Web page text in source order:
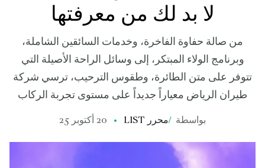
لا بد لك من معرفتها
من صالة حفاوة الفاخرة، وخدمات السائقين الشاملة،
وبرنامج الولاء المبتكر، إلى وسائل الراحة الأصيلة التي
تتوفر على متن الطائرة، وطقوس الترحيب، ترسي شركة
طيران الرياض معياراً جديداً على مستوى تجربة الركاب
بواسطة /محرر LIST 20 أكتوبر 25